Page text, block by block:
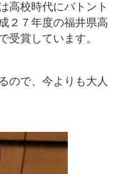
高校時代にバトント
２７年度の福井県高
受賞しています。
ので、今よりも大人